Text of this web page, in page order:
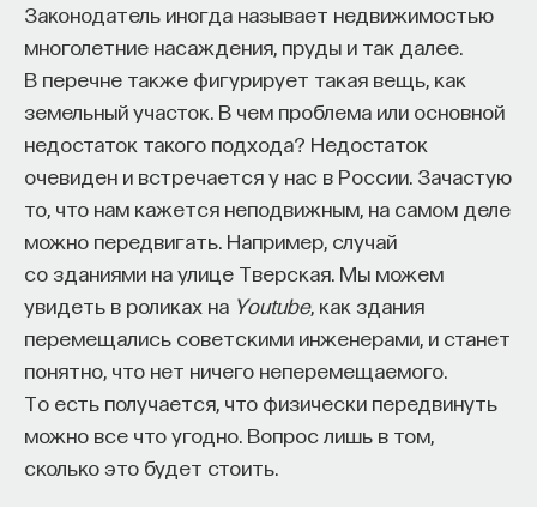
Законодатель иногда называет недвижимостью
многолетние насаждения, пруды и так далее.
В перечне также фигурирует такая вещь, как
земельный участок. В чем проблема или основной
недостаток такого подхода? Недостаток
очевиден и встречается у нас в России. Зачастую
то, что нам кажется неподвижным, на самом деле
можно передвигать. Например, случай
со зданиями на улице Тверская. Мы можем
увидеть в роликах на Youtube, как здания
перемещались советскими инженерами, и станет
понятно, что нет ничего неперемещаемого.
То есть получается, что физически передвинуть
можно все что угодно. Вопрос лишь в том,
сколько это будет стоить.
STEM-специалистов (Science, Technology,
Engineering, Mathematics) в самые амбициозные
Deep-Tech и Biotech проекты по всему миру. Если
вы занимаетесь биоинформатикой, молекулярной
биологией, ИИ или другими наукоемкими
дисциплинами, проект поможет вам найти место
Как стать участником:
Заполнить анкету кандидата
Посмотреть текущие вакансии
Образование работает дольше,
чем кажется
«Тема кажется простой: мы определяем цели,